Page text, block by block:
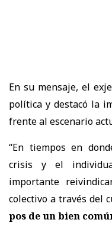
En su mensaje, el
política y destacó la
frente al escenario
“En tiempos en
crisis y el
importante
colectivo a través del
pos de un bien